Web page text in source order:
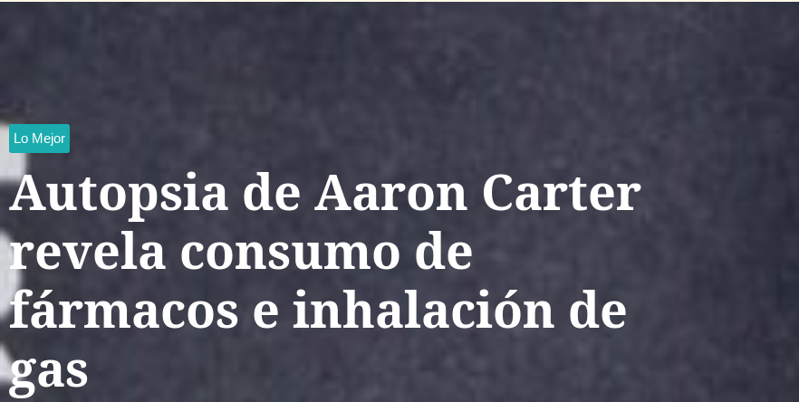
Lo Mejor
Autopsia de Aaron Carter
revela consumo de
fármacos e inhalación de
gas